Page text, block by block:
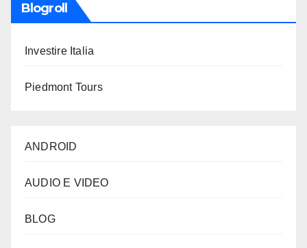
Blogroll
Investire Italia
Piedmont Tours
ANDROID
AUDIO E VIDEO
BLOG